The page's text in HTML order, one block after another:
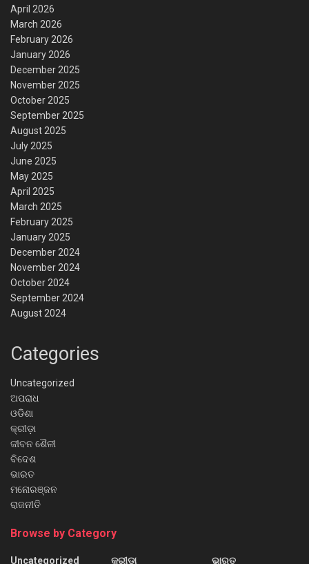
April 2026
March 2026
February 2026
January 2026
December 2025
November 2025
October 2025
September 2025
August 2025
July 2025
June 2025
May 2025
April 2025
March 2025
February 2025
January 2025
December 2024
November 2024
October 2024
September 2024
August 2024
Categories
Uncategorized
ଅପରାଧ
ଓଡିଶା
କ୍ରୀଡ଼ା
ଜୀବନ ଶୈଳୀ
ବିଦେଶ
ଭାରତ
ମନୋରଞ୍ଜନ
ରାଜନୀତି
Browse by Category
Uncategorized କ୍ରୀଡ଼ା ଭାରତ